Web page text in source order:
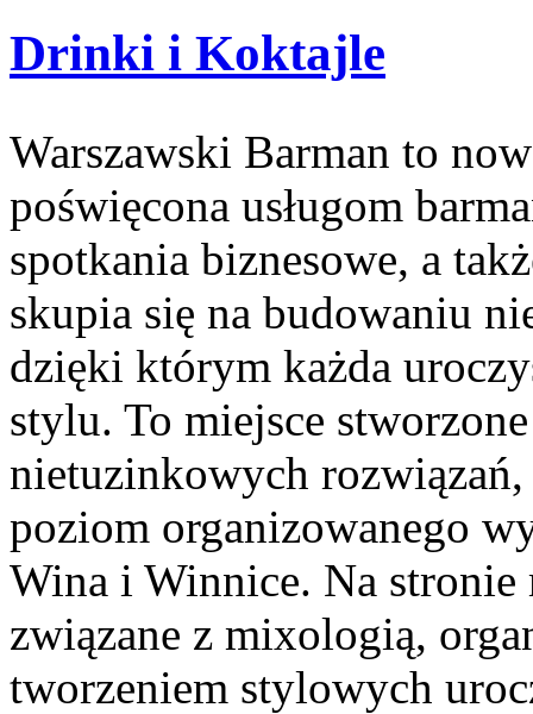
Drinki i Koktajle
Warszawski Barman to
poświęcona usługom
spotkania biznesowe, a
skupia się na budowaniu
dzięki którym każda
stylu. To miejsce
nietuzinkowych
poziom organizowanego
Wina i Winnice. Na stronie
związane z mixologią,
tworzeniem stylowych